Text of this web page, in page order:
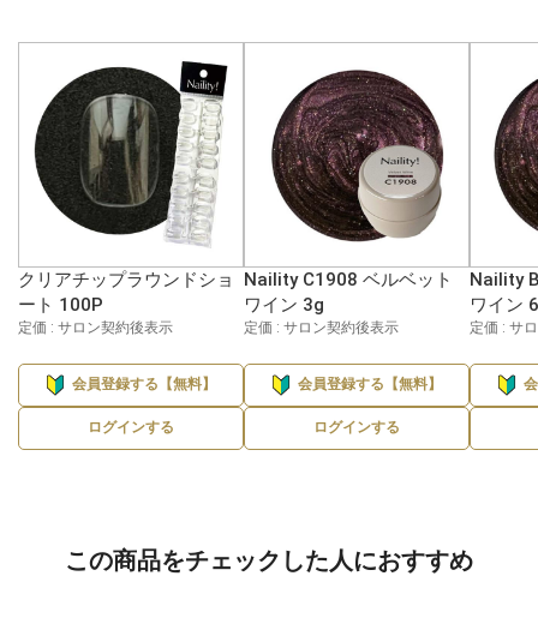
クリアチップラウンドショ
ート 100P
定価 : サロン契約後表示
会員登録する【無料】
ログインする
Naility C1908 ベルベット
ワイン 3g
定価 : サロン契約後表示
会員登録する【無料】
ログインする
Naility
ワイン
定価 : サ
この商品をチェックした人におすすめ